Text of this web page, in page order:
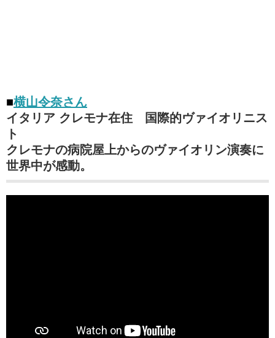
■横山令奈さん
イタリア クレモナ在住 国際的ヴァイオリニス
ト
クレモナの病院屋上からのヴァイオリン演奏に
世界中が感動。